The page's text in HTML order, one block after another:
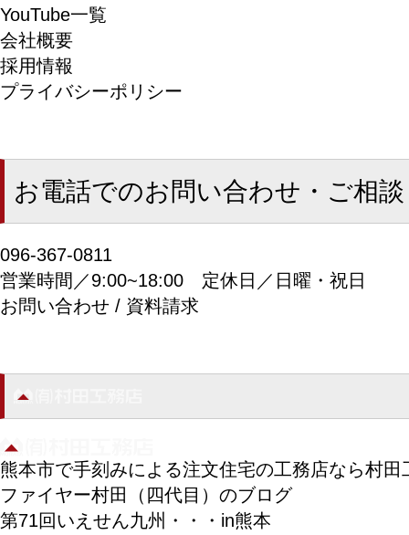
YouTube一覧
会社概要
採用情報
プライバシーポリシー
お電話でのお問い合わせ・ご相談
096-367-0811
営業時間／9:00~18:00 定休日／日曜・祝日
お問い合わせ / 資料請求
熊本市で手刻みによる注文住宅の工務店なら村田
ファイヤー村田（四代目）のブログ
第71回いえせん九州・・・in熊本